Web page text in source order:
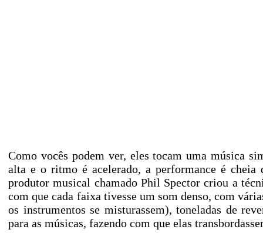
Como vocês podem ver, eles tocam uma música
alta e o ritmo é acelerado, a performance é
produtor musical chamado Phil Spector criou a
com que cada faixa tivesse um som denso, com
os instrumentos se misturassem), toneladas de
para as músicas, fazendo com que elas